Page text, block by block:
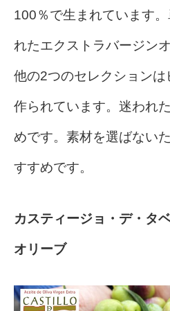
100％で生まれています。
れたエクストラバージン
他の2つのセレクション
作られています。迷われ
めです。素材を選ばない
すすめです。
カスティージョ・デ・タ
オリーブ